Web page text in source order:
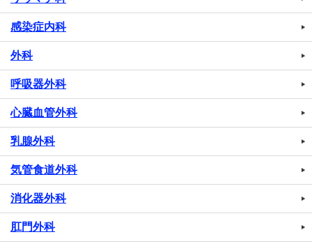
感染症内科
外科
呼吸器外科
心臓血管外科
乳腺外科
気管食道外科
消化器外科
肛門外科